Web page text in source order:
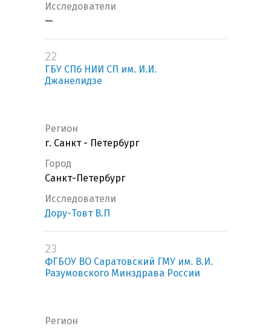
Исследователи
—
22
ГБУ СПб НИИ СП им. И.И.
Джанелидзе
Регион
г. Санкт - Петербург
Город
Санкт-Петербург
Исследователи
Дору-Товт В.П
23
ФГБОУ ВО Саратовский ГМУ им. В.И.
Разумовского Минздрава России
Регион